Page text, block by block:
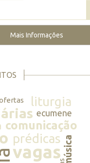
Mais Informações
liturgia
ecumene
comunicação
prédicasmúsica
vagas